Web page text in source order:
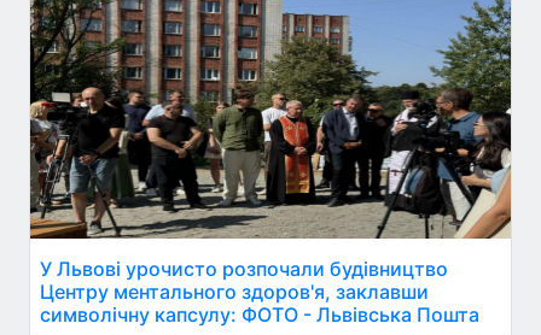
У Львові урочисто розпочали будівництво
Центру ментального здоров'я, заклавши
символічну капсулу: ФОТО - Львівська Пошта